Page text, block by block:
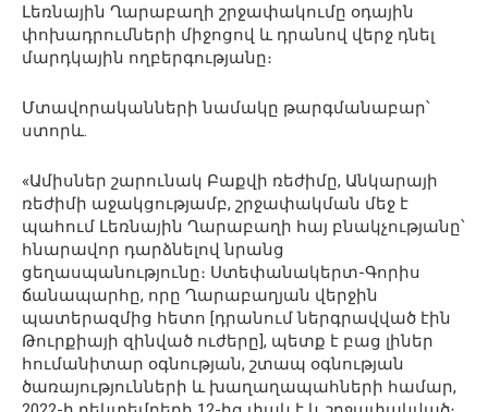
Լեռնային Ղարաբաղի շրջափակումը օդային
փոխադրումների միջոցով և դրանով վերջ դնել
մարդկային ողբերգությանը։
Մտավորականների նամակը թարգմանաբար՝
ստորև.
«Ամիսներ շարունակ Բաքվի ռեժիմը, Անկարայի
ռեժիմի աջակցությամբ, շրջափակման մեջ է
պահում Լեռնային Ղարաբաղի հայ բնակչությանը՝
հնարավոր դարձնելով նրանց
ցեղասպանությունը։ Ստեփանակերտ-Գորիս
ճանապարհը, որը Ղարաբաղյան վերջին
պատերազմից հետո [դրանում ներգրավված էին
Թուրքիայի զինված ուժերը], պետք է բաց լիներ
հումանիտար օգնության, շտապ օգնության
ծառայությունների և խաղաղապահների համար,